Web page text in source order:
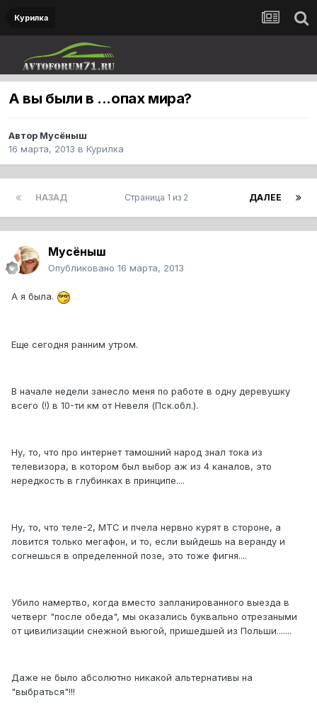
Курилка
А вы были в ...опах мира?
Автор Мусёныш
16 марта, 2013 в Курилка
НАЗАД ДАЛЕЕ
Страница 1 из 2
Мусёныш
Опубликовано 16 марта, 2013
А я была.
Еще сегодня ранним утром.
В начале недели занесло меня по работе в одну деревушку
всего (!) в 10-ти км от Невеля (Пск.обл.).
Ну, то, что про интернет тамошний народ знал тока из
телевизора, в котором был выбор аж из 4 каналов, это
нередкость в глубинках в принципе....
Ну, то, что теле-2, МТС и пчела нервно курят в стороне, а
ловится только мегафон, и то, если выйдешь на веранду и
согнешься в определенной позе, это тоже фигня....
Убило намертво, когда вместо запланированного выезда в
четверг "после обеда", мы оказались буквально отрезаными
от цивилизации снежной вьюгой, пришедшей из Польши.......
Даже не было абсолютно никакой альтернативы на
"выбраться"!!!